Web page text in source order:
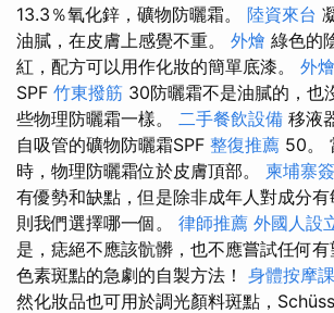
13.3％氧化鋅，礦物防曬霜。 陸資來台
油膩，在皮膚上感覺不重。 外燴 綠色的
紅，配方可以用作化妝的簡單底漆。 外
SPF 竹東撥筋 30防曬霜不是油膩的，也
些物理防曬霜一樣。 二手餐飲設備 移液
自吸管的礦物防曬霜SPF 整復推薦 50。
時，物理防曬霜位於皮膚頂部。 柬埔寨
有優勢和缺點，但是除非成年人對成分
則我們選擇哪一個。 律師推薦 外國人設
是，痣絕不應該骯髒，也不應嘗試任何
色素斑點的急劇的自製方法！ 身體按摩
然化妝品也可用於調光顏料斑點，